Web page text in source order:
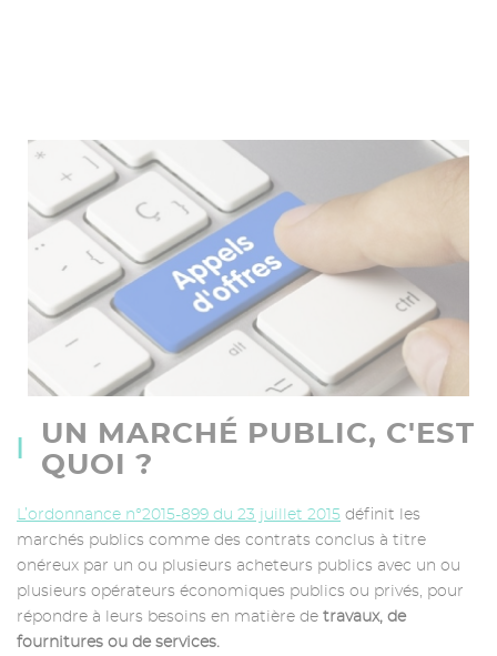
UN MARCHÉ PUBLIC, C'EST
QUOI ?
L’ordonnance n°2015-899 du 23 juillet 2015 définit les
marchés publics comme des contrats conclus à titre
onéreux par un ou plusieurs acheteurs publics avec un ou
plusieurs opérateurs économiques publics ou privés, pour
répondre à leurs besoins en matière de travaux, de
fournitures ou de services.